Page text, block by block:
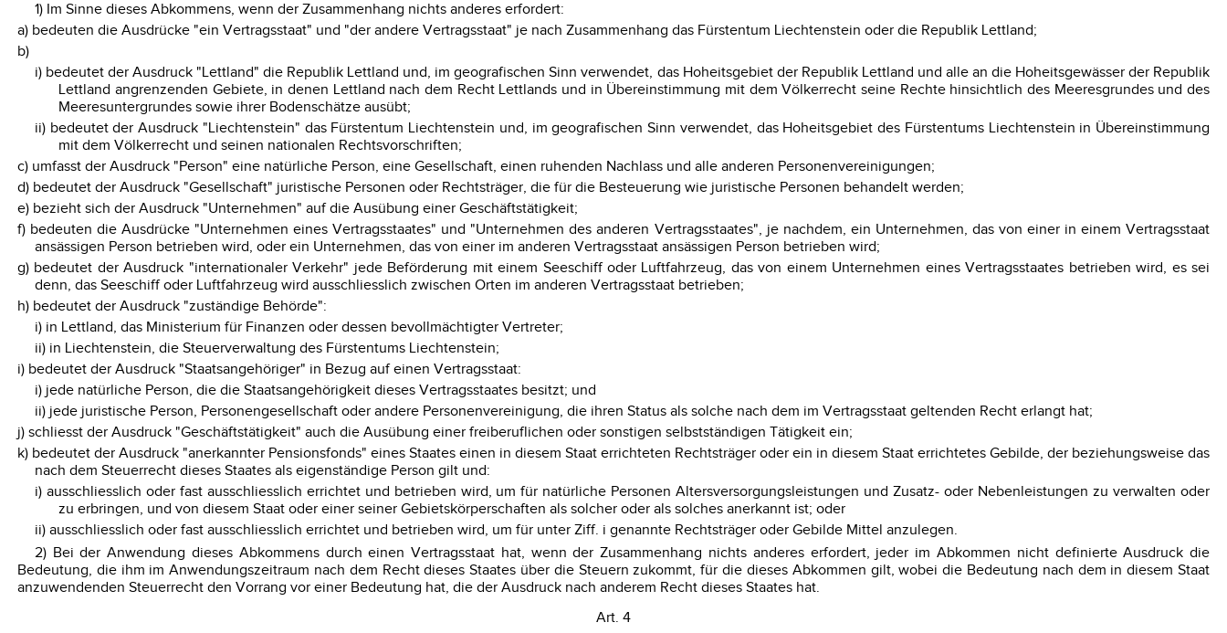
1) Im Sinne dieses Abkommens, wenn der Zusammenhang nichts anderes erfordert:
a) bedeuten die Ausdrücke "ein Vertragsstaat" und "der andere Vertragsstaat" je nach Zusammenhang das Fürstentum Liechtenstein oder die Republik Lettland;
b)
i) bedeutet der Ausdruck "Lettland" die Republik Lettland und, im geografischen Sinn verwendet, das Hoheitsgebiet der Republik Lettland und alle an die Hoheitsgewässer der Republik
Lettland angrenzenden Gebiete, in denen Lettland nach dem Recht Lettlands und in Übereinstimmung mit dem Völkerrecht seine Rechte hinsichtlich des Meeresgrundes und des
Meeresuntergrundes sowie ihrer Bodenschätze ausübt;
ii) bedeutet der Ausdruck "Liechtenstein" das Fürstentum Liechtenstein und, im geografischen Sinn verwendet, das Hoheitsgebiet des Fürstentums Liechtenstein in Übereinstimmung
mit dem Völkerrecht und seinen nationalen Rechtsvorschriften;
c) umfasst der Ausdruck "Person" eine natürliche Person, eine Gesellschaft, einen ruhenden Nachlass und alle anderen Personenvereinigungen;
d) bedeutet der Ausdruck "Gesellschaft" juristische Personen oder Rechtsträger, die für die Besteuerung wie juristische Personen behandelt werden;
e) bezieht sich der Ausdruck "Unternehmen" auf die Ausübung einer Geschäftstätigkeit;
f) bedeuten die Ausdrücke "Unternehmen eines Vertragsstaates" und "Unternehmen des anderen Vertragsstaates", je nachdem, ein Unternehmen, das von einer in einem Vertragsstaat
ansässigen Person betrieben wird, oder ein Unternehmen, das von einer im anderen Vertragsstaat ansässigen Person betrieben wird;
g) bedeutet der Ausdruck "internationaler Verkehr" jede Beförderung mit einem Seeschiff oder Luftfahrzeug, das von einem Unternehmen eines Vertragsstaates betrieben wird, es sei
denn, das Seeschiff oder Luftfahrzeug wird ausschliesslich zwischen Orten im anderen Vertragsstaat betrieben;
h) bedeutet der Ausdruck "zuständige Behörde":
i) in Lettland, das Ministerium für Finanzen oder dessen bevollmächtigter Vertreter;
ii) in Liechtenstein, die Steuerverwaltung des Fürstentums Liechtenstein;
i) bedeutet der Ausdruck "Staatsangehöriger" in Bezug auf einen Vertragsstaat:
i) jede natürliche Person, die die Staatsangehörigkeit dieses Vertragsstaates besitzt; und
ii) jede juristische Person, Personengesellschaft oder andere Personenvereinigung, die ihren Status als solche nach dem im Vertragsstaat geltenden Recht erlangt hat;
j) schliesst der Ausdruck "Geschäftstätigkeit" auch die Ausübung einer freiberuflichen oder sonstigen selbstständigen Tätigkeit ein;
k) bedeutet der Ausdruck "anerkannter Pensionsfonds" eines Staates einen in diesem Staat errichteten Rechtsträger oder ein in diesem Staat errichtetes Gebilde, der beziehungsweise das
nach dem Steuerrecht dieses Staates als eigenständige Person gilt und:
i) ausschliesslich oder fast ausschliesslich errichtet und betrieben wird, um für natürliche Personen Altersversorgungsleistungen und Zusatz- oder Nebenleistungen zu verwalten oder
zu erbringen, und von diesem Staat oder einer seiner Gebietskörperschaften als solcher oder als solches anerkannt ist; oder
ii) ausschliesslich oder fast ausschliesslich errichtet und betrieben wird, um für unter Ziff. i genannte Rechtsträger oder Gebilde Mittel anzulegen.
2) Bei der Anwendung dieses Abkommens durch einen Vertragsstaat hat, wenn der Zusammenhang nichts anderes erfordert, jeder im Abkommen nicht definierte Ausdruck die
Bedeutung, die ihm im Anwendungszeitraum nach dem Recht dieses Staates über die Steuern zukommt, für die dieses Abkommen gilt, wobei die Bedeutung nach dem in diesem Staat
anzuwendenden Steuerrecht den Vorrang vor einer Bedeutung hat, die der Ausdruck nach anderem Recht dieses Staates hat.
Art. 4